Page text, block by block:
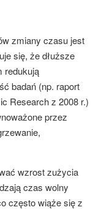
zmiany czasu jest
się, że dłuższe
redukują
badań (np. raport
Research z 2008 r.)
przez
wzrost zużycia
czas wolny
często wiąże się z